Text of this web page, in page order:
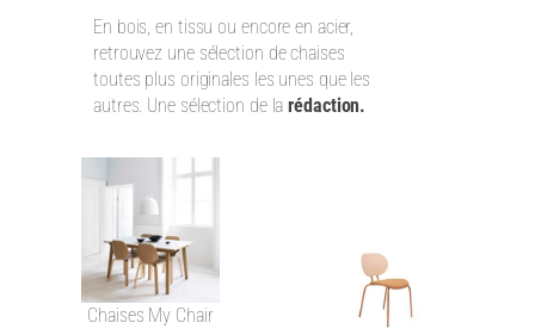
En bois, en tissu ou encore en acier,
retrouvez une sélection de chaises
toutes plus originales les unes que les
autres. Une sélection de larédaction.
Chaises My Chair